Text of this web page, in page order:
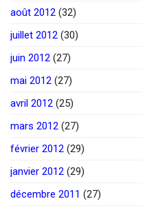
août 2012 (32)
juillet 2012 (30)
juin 2012 (27)
mai 2012 (27)
avril 2012 (25)
mars 2012 (27)
février 2012 (29)
janvier 2012 (29)
décembre 2011 (27)